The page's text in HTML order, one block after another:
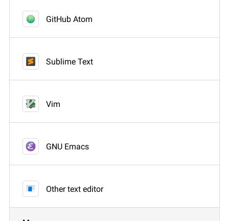
GitHub Atom
Sublime Text
Vim
GNU Emacs
Other text editor